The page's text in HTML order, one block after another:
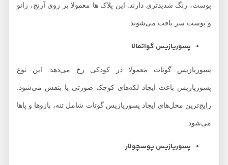
پوست، رنگ شدیدتری دارند. این پلاک ها معمولا بر روی آرنج، زانو
و پوست سر یافت می‌شوند.
پسوریازیس گواتمالا
پسوریازیس گوتات معمولا در کودکی رخ می‌دهد. این نوع
پسوریازیس باعث ایجاد لکه‌های کوچک صورتی یا بنفش می‌شود.
رایج‌ترین محل‌های ایجاد پسوریازیس گوتات شامل تنه، بازوها و پاها
می‌شود.
پسوریازیس پوسچولار